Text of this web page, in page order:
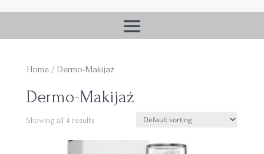
Home/ Dermo-Makijaż
Dermo-Makijaż
Showing all 4 results